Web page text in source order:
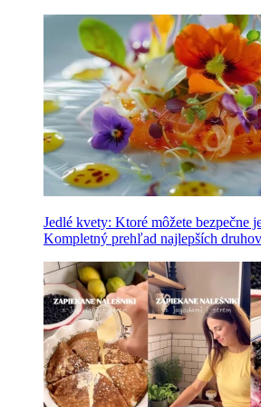
Jedlé kvety: Ktoré môžete bezpečne
Kompletný prehľad najlepších druhov